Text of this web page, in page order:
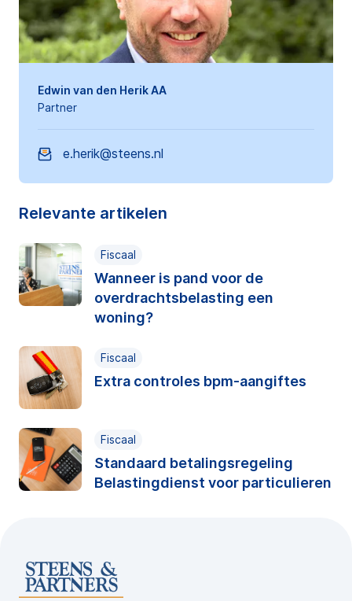
Edwin van den Herik AA
Partner
e.herik@steens.nl
Relevante artikelen
Fiscaal
Wanneer is pand voor de
overdrachtsbelasting een
woning?
Fiscaal
Extra controles bpm-aangiftes
Fiscaal
Standaard betalingsregeling
Belastingdienst voor particulieren